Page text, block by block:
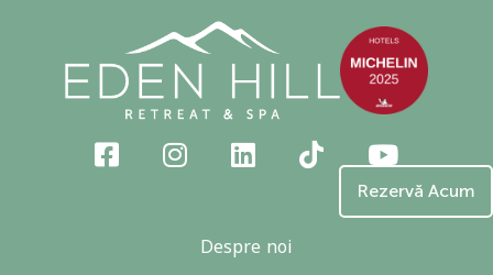
Rezervă Acum
Despre noi